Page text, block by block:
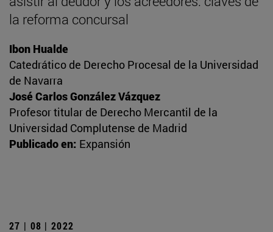
la reforma concursal
Ibon Hualde
Catedrático de Derecho Procesal de la Universidad
de Navarra
José Carlos González Vázquez
Profesor titular de Derecho Mercantil de la
Universidad Complutense de Madrid
Publicado en: Expansión
27 | 08 | 2022